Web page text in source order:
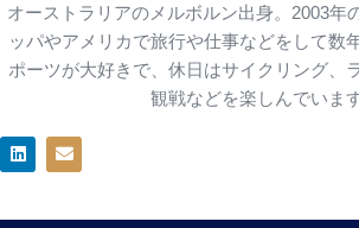
オーストラリアのメルボルン出身。2003年
ッパやアメリカで旅行や仕事などをして数
ポーツが大好きで、休日はサイクリング、
観戦などを楽しんでいます
L
i
n
e
E
n
v
l